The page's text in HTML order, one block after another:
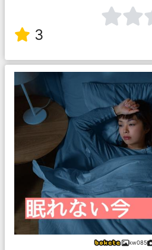
3
kw085